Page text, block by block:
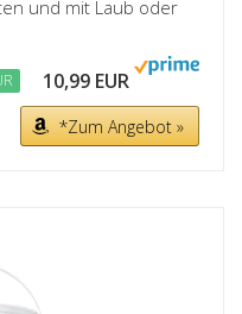
und mit Laub oder
10,99 EUR
*Zum Angebot »